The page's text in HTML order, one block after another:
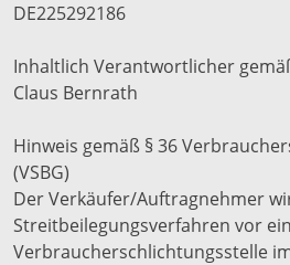
DE225292186
Inhaltlich Verantwortlicher
Claus Bernrath
Hinweis gemäß § 36
(VSBG)
Der Verkäufer/Auftragnehmer
Streitbeilegungsverfahren vor
Verbraucherschlichtungsstelle